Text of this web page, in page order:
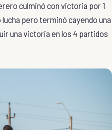
culminó con victoria por 1
pero terminó cayendo una
una victoria en los 4 partidos